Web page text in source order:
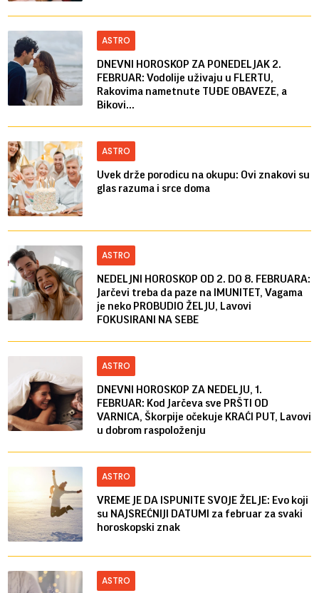
ASTRO
DNEVNI HOROSKOP ZA PONEDELJAK 2.
FEBRUAR: Vodolije uživaju u FLERTU,
Rakovima nametnute TUĐE OBAVEZE, a
Bikovi...
ASTRO
Uvek drže porodicu na okupu: Ovi znakovi su
glas razuma i srce doma
ASTRO
NEDELJNI HOROSKOP OD 2. DO 8. FEBRUARA:
Jarčevi treba da paze na IMUNITET, Vagama
je neko PROBUDIO ŽELJU, Lavovi
FOKUSIRANI NA SEBE
ASTRO
DNEVNI HOROSKOP ZA NEDELJU, 1.
FEBRUAR: Kod Jarčeva sve PRŠTI OD
VARNICA, Škorpije očekuje KRAĆI PUT, Lavovi
u dobrom raspoloženju
ASTRO
VREME JE DA ISPUNITE SVOJE ŽELJE: Evo koji
su NAJSREĆNIJI DATUMI za februar za svaki
horoskopski znak
ASTRO